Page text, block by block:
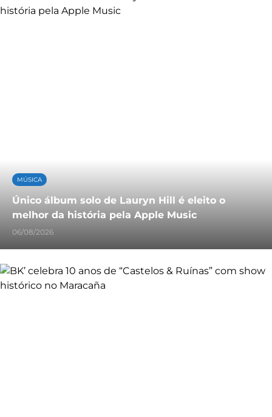
MÚSICA
Único álbum solo de Lauryn Hill é eleito o
melhor da história pela Apple Music
06/08/2026